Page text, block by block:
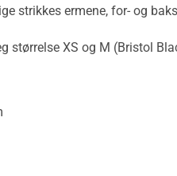
strikkes ermene, for- og
størrelse XS og M (Bristol